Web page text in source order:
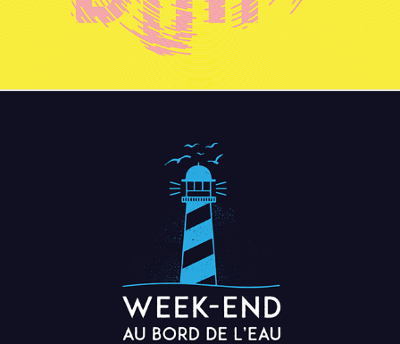
Week-end au bord de l'eau
2025